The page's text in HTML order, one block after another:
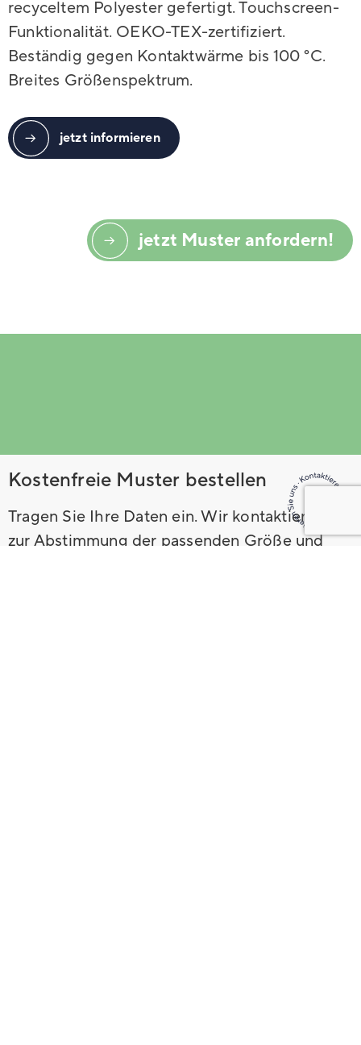
recyceltem Polyester gefertigt. Touchscreen-
Funktionalität. OEKO-TEX-zertifiziert.
Beständig gegen Kontaktwärme bis 100 °C.
Breites Größenspektrum.
jetzt informieren
jetzt Muster anfordern!
Kostenfreie Muster bestellen
Tragen Sie Ihre Daten ein. Wir kontaktieren Sie
zur Abstimmung der passenden Größe und